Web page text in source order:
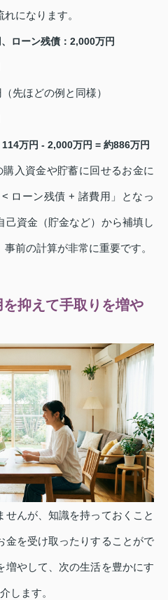
になります。
ローン残債：2,000万円
先ほどの例と同様）
万円 - 2,000万円 = 約886万円
入資金や貯蓄に回せるお金に
ローン残債 + 諸費用」となっ
己資金（貯金など）から補填し
前の計算が非常に重要です。
抑えて手取りを増や
んが、知識を持っておくこと
金を受け取ったりすることがで
増やして、次の生活を豊かにす
します。